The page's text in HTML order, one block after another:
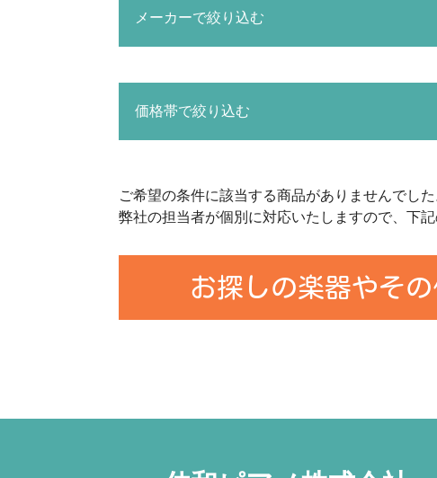
メーカーで絞り込む
価格帯で絞り込む
ご希望の条件に該当する商品がありませんでした
弊社の担当者が個別に対応いたしますので、下
お探しの楽器やそ